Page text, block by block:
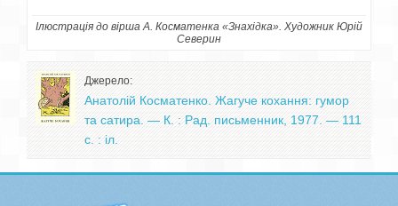
Ілюстрація до вірша А. Косматенка «Знахідка». Художник Юрій
Северин
Джерело:
Анатолій Косматенко. Жагуче кохання: гумор
та сатира. — К. : Рад. письменник, 1977. — 111
с. : іл.